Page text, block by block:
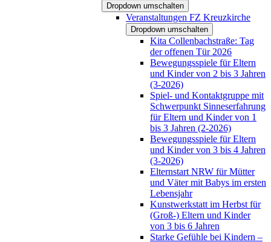
Dropdown umschalten
Veranstaltungen FZ Kreuzkirche
Dropdown umschalten
Kita Collenbachstraße: Tag
der offenen Tür 2026
Bewegungsspiele für Eltern
und Kinder von 2 bis 3 Jahren
(3-2026)
Spiel- und Kontaktgruppe mit
Schwerpunkt Sinneserfahrung
für Eltern und Kinder von 1
bis 3 Jahren (2-2026)
Bewegungsspiele für Eltern
und Kinder von 3 bis 4 Jahren
(3-2026)
Elternstart NRW für Mütter
und Väter mit Babys im ersten
Lebensjahr
Kunstwerkstatt im Herbst für
(Groß-) Eltern und Kinder
von 3 bis 6 Jahren
Starke Gefühle bei Kindern –